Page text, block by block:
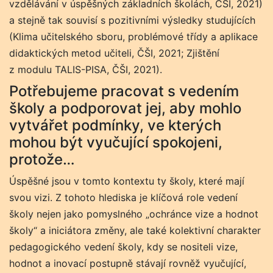
vzdělávání v úspěšných základních školách, ČŠI, 2021)
a stejně tak souvisí s pozitivními výsledky studujících
(Klima učitelského sboru, problémové třídy a aplikace
didaktických metod učiteli, ČŠI, 2021; Zjištění
z modulu TALIS-PISA, ČŠI, 2021).
Potřebujeme pracovat s vedením
školy a podporovat jej, aby mohlo
vytvářet podmínky, ve kterých
mohou být vyučující spokojeni,
protože…
Úspěšné jsou v tomto kontextu ty školy, které mají
svou vizi. Z tohoto hlediska je klíčová role vedení
školy nejen jako pomyslného „ochránce vize a hodnot
školy“ a iniciátora změny, ale také kolektivní charakter
pedagogického vedení školy, kdy se nositeli vize,
hodnot a inovací postupně stávají rovněž vyučující,